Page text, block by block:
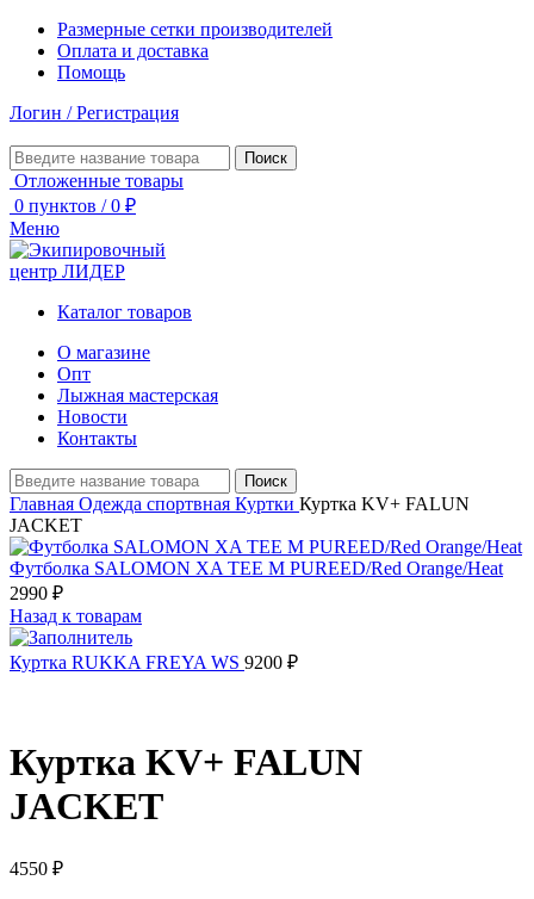
Размерные сетки производителей
Оплата и доставка
Помощь
Логин / Регистрация
Поиск
Отложенные товары
0 пунктов / 0 ₽
Меню
Каталог товаров
О магазине
Опт
Лыжная мастерская
Новости
Контакты
Поиск
Главная Одежда спортвная Куртки Куртка KV+ FALUN
JACKET
Футболка SALOMON XA TEE M PUREED/Red Orange/Heat
2990 ₽
Назад к товарам
Куртка RUKKA FREYA WS 9200 ₽
Куртка KV+ FALUN
JACKET
4550 ₽